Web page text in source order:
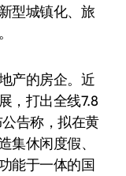
型城镇化、旅
产的房企。近
，打出全线7.8
告称，拟在黄
集休闲度假、
能于一体的国